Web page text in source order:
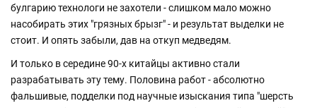
булгарию технологи не захотели - слишком мало можно
насобирать этих "грязных брызг" - и результат выделки не
стоит. И опять забыли, дав на откуп медведям.
И только в середине 90-х китайцы активно стали
разрабатывать эту тему. Половина работ - абсолютно
фальшивые, подделки под научные изыскания типа "шерсть